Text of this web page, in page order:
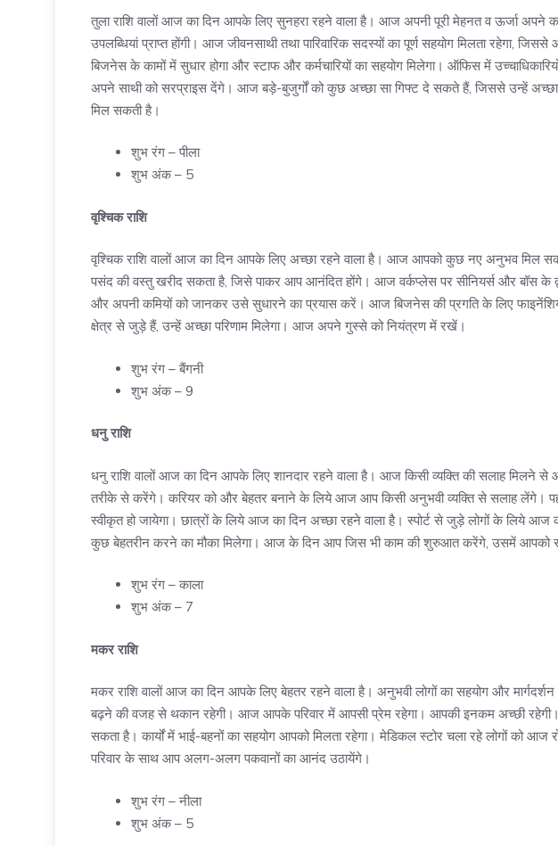
तुला राशि वालों आज का दिन आपके लिए सुनहरा रहने वाला है। आज अपनी पूरी मेहनत व ऊर्जा अपने
उपलब्धियां प्राप्त होंगी। आज जीवनसाथी तथा पारिवारिक सदस्यों का पूर्ण सहयोग मिलता रहेगा, जिससे
बिजनेस के कामों में सुधार होगा और स्टाफ और कर्मचारियों का सहयोग मिलेगा। ऑफिस में
अपने साथी को सरप्राइस देंगे। आज बड़े-बुजुर्गों को कुछ अच्छा सा गिफ्ट दे सकते हैं, जिससे उन्हें
मिल सकती है।
शुभ रंग – पीला
शुभ अंक – 5
वृश्चिक राशि
वृश्चिक राशि वालों आज का दिन आपके लिए अच्छा रहने वाला है। आज आपको कुछ नए अनुभव
पसंद की वस्तु खरीद सकता है, जिसे पाकर आप आनंदित होंगे। आज वर्कप्लेस पर सीनियर्स और बॉस के
और अपनी कमियों को जानकर उसे सुधारने का प्रयास करें। आज बिजनेस की प्रगति के लिए
क्षेत्र से जुड़े हैं, उन्हें अच्छा परिणाम मिलेगा। आज अपने गुस्से को नियंत्रण में रखें।
शुभ रंग – बैंगनी
शुभ अंक – 9
धनु राशि
धनु राशि वालों आज का दिन आपके लिए शानदार रहने वाला है। आज किसी व्यक्ति की सलाह मिलने
तरीके से करेंगे। करियर को और बेहतर बनाने के लिये आज आप किसी अनुभवी व्यक्ति से सलाह लेंगे।
स्वीकृत हो जायेगा। छात्रों के लिये आज का दिन अच्छा रहने वाला है। स्पोर्ट से जुड़े लोगों के लिये आज
कुछ बेहतरीन करने का मौका मिलेगा। आज के दिन आप जिस भी काम की शुरुआत करेंगे, उसमें आपको
शुभ रंग – काला
शुभ अंक – 7
मकर राशि
मकर राशि वालों आज का दिन आपके लिए बेहतर रहने वाला है। अनुभवी लोगों का सहयोग और
बढ़ने की वजह से थकान रहेगी। आज आपके परिवार में आपसी प्रेम रहेगा। आपकी इनकम अच्छी रहेगी।
सकता है। कार्यों में भाई-बहनों का सहयोग आपको मिलता रहेगा। मेडिकल स्टोर चला रहे लोगों को आज
परिवार के साथ आप अलग-अलग पकवानों का आनंद उठायेंगे।
शुभ रंग – नीला
शुभ अंक – 5